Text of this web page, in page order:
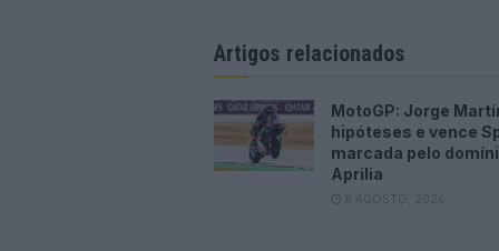
Artigos relacionados
MotoGP: Jorge
hipóteses e vence
marcada pelo
Aprilia
8 AGOSTO, 2026